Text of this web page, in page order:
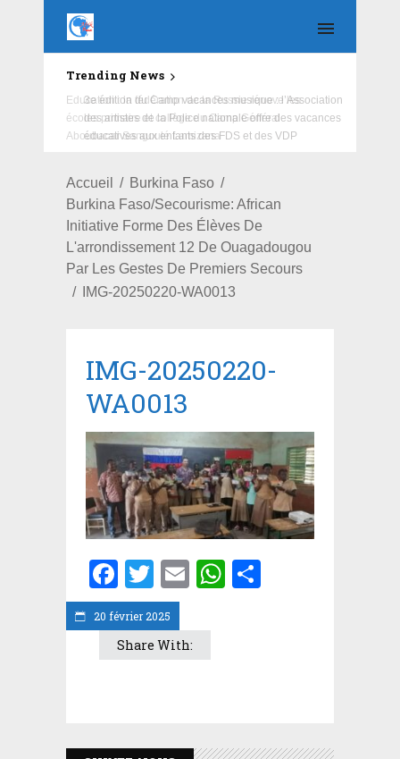
Trending News
Education : la fédération de la Russie rénove les
écoles primaire et collège du Camp Général
Aboubacar Sangoulé Lamizana
Accueil
Burkina Faso
Burkina Faso/Secourisme: African
Initiative Forme Des Élèves De
L'arrondissement 12 De Ouagadougou
Par Les Gestes De Premiers Secours
IMG-20250220-WA0013
20 février 2025
IMG-20250220-
WA0013
Facebook
Twitter
EmailWhatsApp
Share With: